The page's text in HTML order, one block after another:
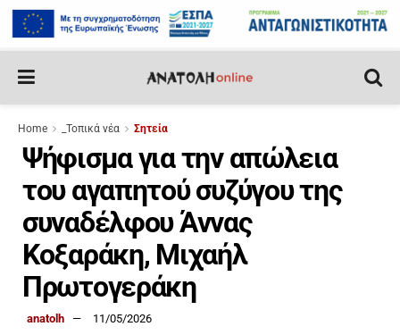
Home _Τοπικά νέα Σητεία
Ψήφισμα για την απώλεια
του αγαπητού συζύγου της
συναδέλφου Άννας
Κοξαράκη, Μιχαήλ
Πρωτογεράκη
anatolh 11/05/2026